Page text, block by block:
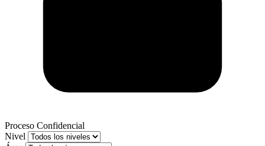
Proceso Confidencial
Nivel